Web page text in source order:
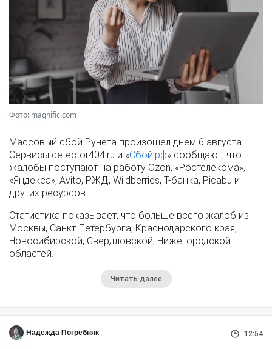
Фото: magnific.com
Массовый сбой Рунета произошел днем 6 августа.
Сервисы detector404.ru и «Сбой.рф» сообщают, что
жалобы поступают на работу Ozon, «Ростелекома»,
«Яндекса», Avito, РЖД, Wildberries, Т-банка, Picabu и
других ресурсов.
Статистика показывает, что больше всего жалоб из
Москвы, Санкт-Петербурга, Краснодарского края,
Новосибирской, Свердловской, Нижегородской
областей.
Читать далее
Надежда Погребняк 12:54